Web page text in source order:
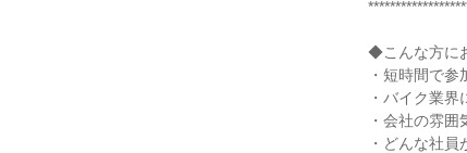
◆こんな方に
・短時間で参
・バイク業
・会社の雰
・どんな社